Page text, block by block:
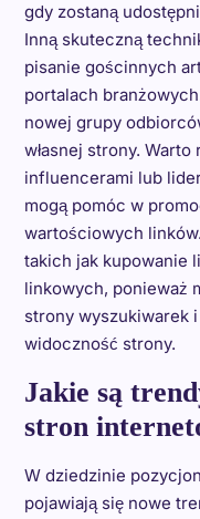
gdy zostaną
Inną skuteczną
pisanie gościnnych
portalach
nowej grupy
własnej strony.
influencerami lub
mogą pomóc w
wartościowych
takich jak kupowanie
linkowych, ponieważ
strony wyszukiwarek
widoczność strony.
Jakie są
stron
W dziedzinie
pojawiają się nowe